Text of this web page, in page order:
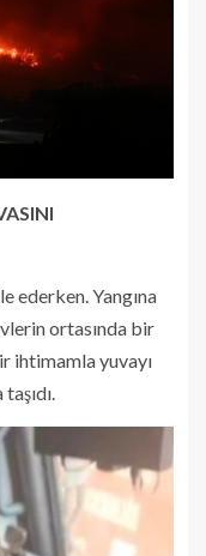
ederken. Yangına
ortasında bir
ihtimamla yuvayı